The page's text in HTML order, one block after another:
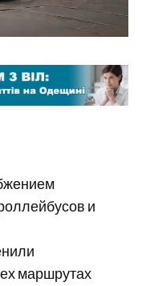
и
маршрутах